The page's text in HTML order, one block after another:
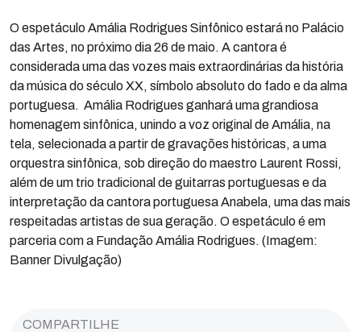
O espetáculo Amália Rodrigues Sinfônico estará no Palácio
das Artes, no próximo dia 26 de maio. A cantora é
considerada uma das vozes mais extraordinárias da história
da música do século XX, símbolo absoluto do fado e da alma
portuguesa. Amália Rodrigues ganhará uma grandiosa
homenagem sinfônica, unindo a voz original de Amália, na
tela, selecionada a partir de gravações históricas, a uma
orquestra sinfônica, sob direção do maestro Laurent Rossi,
além de um trio tradicional de guitarras portuguesas e da
interpretação da cantora portuguesa Anabela, uma das mais
respeitadas artistas de sua geração. O espetáculo é em
parceria com a Fundação Amália Rodrigues. (Imagem:
Banner Divulgação)
COMPARTILHE